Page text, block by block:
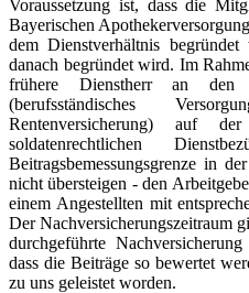
Voraussetzung ist, dass die
Bayerischen
dem Dienstverhältnis
danach begründet wird. Im
frühere Dienstherr an den
(berufsständisches
Rentenversicherung) auf
soldatenrechtlichen
Beitragsbemessungsgrenze in
nicht übersteigen - den
einem Angestellten mit
Der Nachversicherungszeitraum
durchgeführte
dass die Beiträge so bewertet
zu uns geleistet worden.